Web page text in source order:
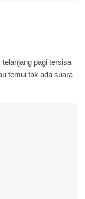
pagi tersisa
temui tak ada suara